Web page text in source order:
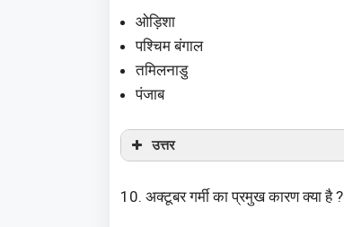
ओड़िशा
पश्चिम बंगाल
तमिलनाडु
पंजाब
उत्तर
10. अक्टूबर गर्मी का प्रमुख कारण क्या है ?